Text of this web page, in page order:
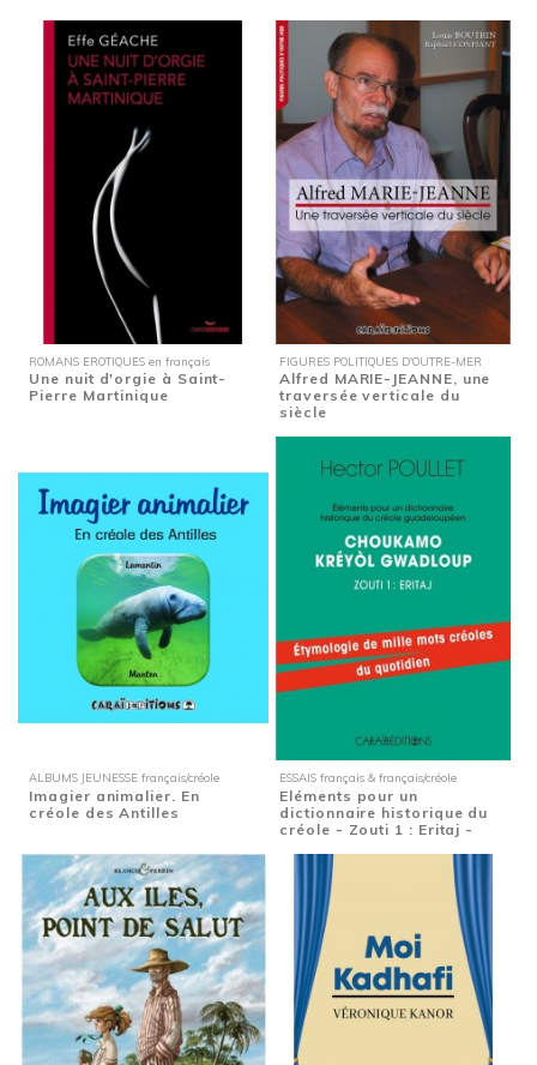
ROMANS EROTIQUES en français
Une nuit d'orgie à Saint-
Pierre Martinique
FIGURES POLITIQUES D'OUTRE-MER
Alfred MARIE-JEANNE, une
traversée verticale du
siècle
ALBUMS JEUNESSE français/créole
Imagier animalier. En
créole des Antilles
ESSAIS français & français/créole
Eléments pour un
dictionnaire historique du
créole - Zouti 1 : Eritaj -